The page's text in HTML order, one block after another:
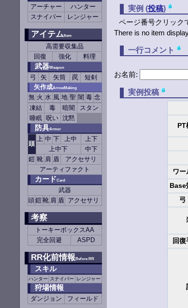
アーチャー
ハンター
スナイパー
レンジャー
アイテムItem
高需要収集品
回復
強化 料理
武器Weapon
弓 矢 矢筒 罠
短剣
矢作成ArrowMaking
無 火 水 風 地 聖 闇 毒 念
凍結
毒 暗闇
スタン
睡眠 呪い 沈黙
防具Armor
頭
上 中 下 上中
上下
上中下
中下
鎧 靴 肩 盾
アクセサリ
アーティファクト
カードCard
武器
頭鎧靴 肩 盾 アクセサリ
考察
トーキーボックスAA
完全回避
ASPD
RR化前情報Before RR
スキル
ハンター スナイパー レンジャー
狩場情報
ダンジョン フィールド
実例 (投稿)
ページ番号クリック
There is no item
一行コメント
お名前:
実例投稿
PT
ワー
Base
弓
回復